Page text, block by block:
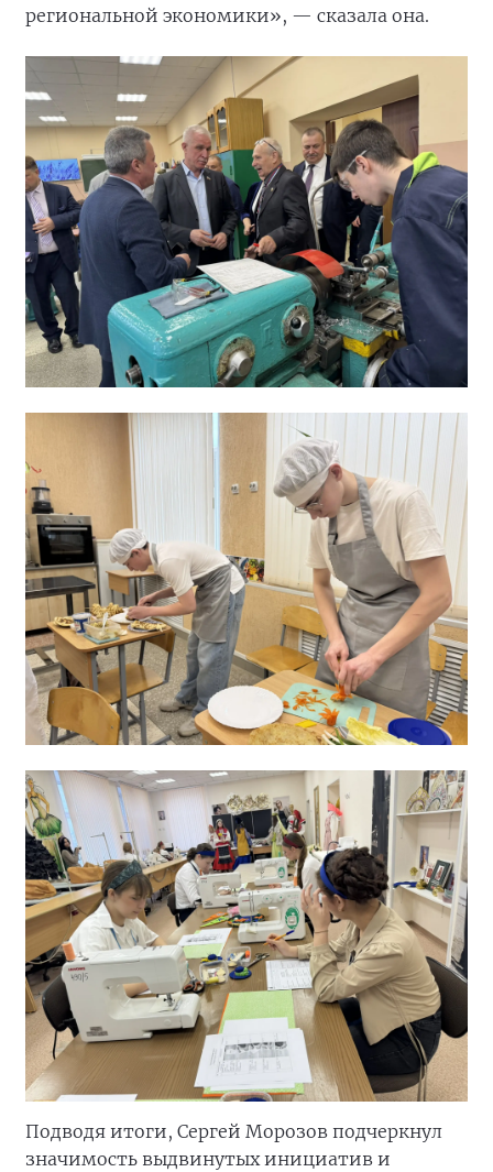
региональной экономики», — сказала она.
Подводя итоги, Сергей Морозов подчеркнул
значимость выдвинутых инициатив и